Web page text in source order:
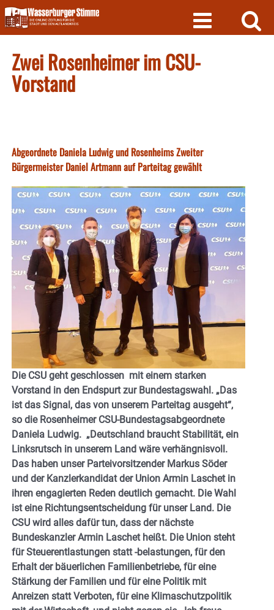
Skip
to
content
Zwei Rosenheimer im CSU-
Vorstand
Abgeordnete Daniela Ludwig und Rosenheims Zweiter
Bürgermeister Daniel Artmann auf Parteitag gewählt
Die CSU geht geschlossen mit einem starken
Vorstand in den Endspurt zur Bundestagswahl. „Das
ist das Signal, das von unserem Parteitag ausgeht“,
so die Rosenheimer CSU-Bundestagsabgeordnete
Daniela Ludwig. „Deutschland braucht Stabilität, ein
Linksrutsch in unserem Land wäre verhängnisvoll.
Das haben unser Parteivorsitzender Markus Söder
und der Kanzlerkandidat der Union Armin Laschet in
ihren engagierten Reden deutlich gemacht. Die Wahl
ist eine Richtungsentscheidung für unser Land. Die
CSU wird alles dafür tun, dass der nächste
Bundeskanzler Armin Laschet heißt. Die Union steht
für Steuerentlastungen statt -belastungen, für den
Erhalt der bäuerlichen Familienbetriebe, für eine
Stärkung der Familien und für eine Politik mit
Anreizen statt Verboten, für eine Klimaschutzpolitik